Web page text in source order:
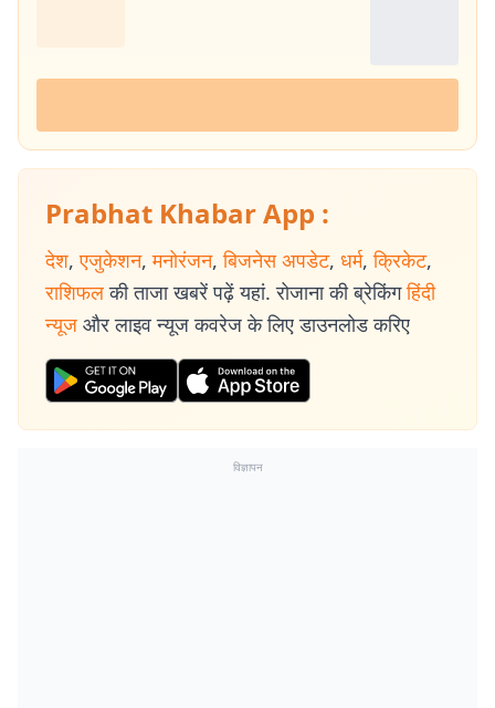
Prabhat Khabar App :
देश, एजुकेशन, मनोरंजन, बिजनेस अपडेट, धर्म, क्रिकेट,
राशिफल की ताजा खबरें पढ़ें यहां. रोजाना की ब्रेकिंग हिंदी
न्यूज और लाइव न्यूज कवरेज के लिए डाउनलोड करिए
विज्ञापन